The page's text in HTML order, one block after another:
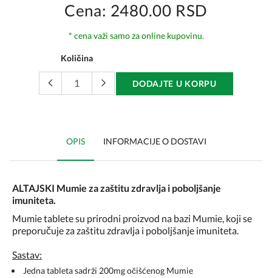
Cena: 2480.00 RSD
* cena važi samo za online kupovinu.
Količina
DODAJTE U KORPU
OPIS INFORMACIJE O DOSTAVI
ALTAJSKI Mumie za zaštitu zdravlja i poboljšanje
imuniteta.
Mumie tablete su prirodni proizvod na bazi Mumie, koji se
preporučuje za zaštitu zdravlja i poboljšanje imuniteta.
Sastav:
Jedna tableta sadrži 200mg očišćenog Mumie